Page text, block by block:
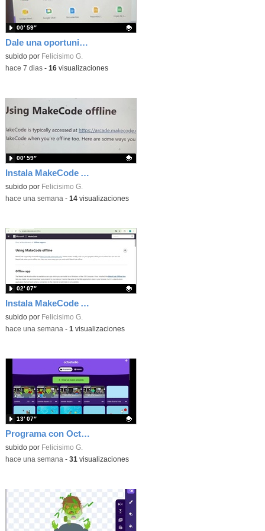
Dale una oportunidad a los Chromebooks y utiliza un proyector para realizar talleres si no tienes pantallas táctiles
Contenido educativo.
subido por Felicisimo G.
00′ 59″
-hace 7 dias- 16visualizaciones
Instala MakeCode Arcade para trabajar offline en tu tablet, ordenador, Chromebook
Contenido educativo.
subido por Felicisimo G.
00′ 59″
-hace una semana - 14visualizaciones
Instala MakeCode Arcade offline para programar grandes juegos sin necesidad de Internet
Contenido educativo.
subido por Felicisimo G.
02′ 07″
-hace una semana - 1 visualizaciones
Programa con OctoStudio, un juego de disparos contra Zombies con un cargador basado en el House of the dead
Contenido educativo.
subido por Felicisimo G.
13′ 07″
-hace una semana - 31 visualizaciones